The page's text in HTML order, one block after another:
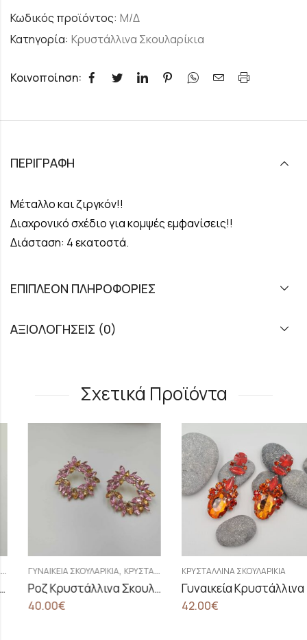
Κωδικός προϊόντος: Μ/Δ
Κατηγορία: Κρυστάλλινα Σκουλαρίκια
Κοινοποίηση:
ΠΕΡΙΓΡΑΦΉ
Μέταλλο και ζιργκόν!!
Διαχρονικό σχέδιο για κομψές εμφανίσεις!!
Διάσταση: 4 εκατοστά.
ΕΠΙΠΛΈΟΝ ΠΛΗΡΟΦΟΡΊΕΣ
ΑΞΙΟΛΟΓΉΣΕΙΣ (0)
Σχετικά Προϊόντα
ΓΥΝΑΙΚΕΊΑ ΣΚΟΥΛΑΡΊΚΙΑ,ΚΡΥΣΤΆΛΛΙΝΑ ΣΚΟΥΛΑΡΊΚΙΑ
Ροζ Κρυστάλλινα Σκουλαρίκια
40.00€
ΚΡΥΣΤΆΛΛΙΝΑ ΣΚΟΥΛΑΡΊΚΙΑ
Γυναικεία Κρυστάλλινα Σκουλαρίκια Orange Passion
42.00€